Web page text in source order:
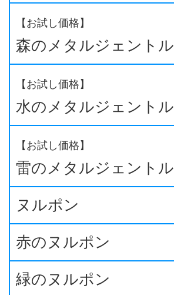
【お試し価格】
森のメタルジェントル
【お試し価格】
水のメタルジェントル
【お試し価格】
雷のメタルジェントル
ヌルポン
赤のヌルポン
緑のヌルポン